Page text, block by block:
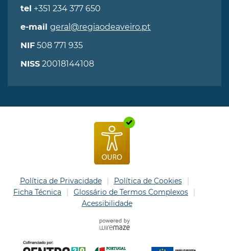
tel +351 234 377 650
e-mail geral@regiaodeaveiro.pt
NIF 508 771 935
NISS 20018144108
Política de Privacidade
Política de Cookies
Ficha Técnica
Glossário de Termos Complexos
Acessibilidade